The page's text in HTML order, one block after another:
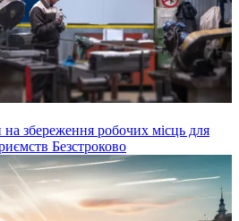
збереження робочих місць для
Безстроково